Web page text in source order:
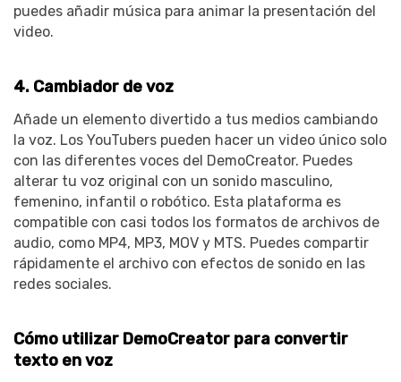
puedes añadir música para animar la presentación del
video.
4. Cambiador de voz
Añade un elemento divertido a tus medios cambiando
la voz. Los YouTubers pueden hacer un video único solo
con las diferentes voces del DemoCreator. Puedes
alterar tu voz original con un sonido masculino,
femenino, infantil o robótico. Esta plataforma es
compatible con casi todos los formatos de archivos de
audio, como MP4, MP3, MOV y MTS. Puedes compartir
rápidamente el archivo con efectos de sonido en las
redes sociales.
Cómo utilizar DemoCreator para convertir
texto en voz